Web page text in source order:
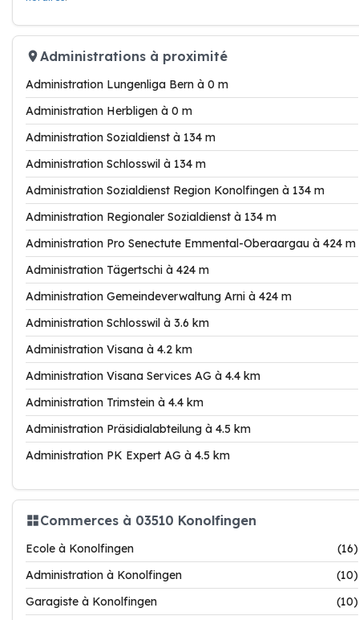
Administrations à proximité
Administration Lungenliga Bern à 0 m
Administration Herbligen à 0 m
Administration Sozialdienst à 134 m
Administration Schlosswil à 134 m
Administration Sozialdienst Region Konolfingen à 134 m
Administration Regionaler Sozialdienst à 134 m
Administration Pro Senectute Emmental-Oberaargau à 424 m
Administration Tägertschi à 424 m
Administration Gemeindeverwaltung Arni à 424 m
Administration Schlosswil à 3.6 km
Administration Visana à 4.2 km
Administration Visana Services AG à 4.4 km
Administration Trimstein à 4.4 km
Administration Präsidialabteilung à 4.5 km
Administration PK Expert AG à 4.5 km
Commerces à 03510 Konolfingen
Ecole à Konolfingen
(16)
Administration à Konolfingen
(10)
Garagiste à Konolfingen
(10)